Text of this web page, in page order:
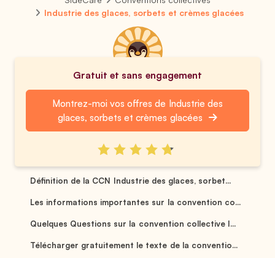
Industrie des glaces, sorbets et crèmes glacées
Gratuit et sans engagement
Montrez-moi vos offres de Industrie des
glaces, sorbets et crèmes glacées
Définition de la CCN Industrie des glaces, sorbet...
Les informations importantes sur la convention co...
Quelques Questions sur la convention collective I...
Télécharger gratuitement le texte de la conventio...